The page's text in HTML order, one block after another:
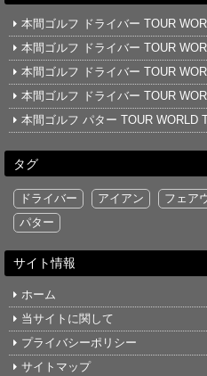
本間ゴルフ ドライバー TOUR
本間ゴルフ ドライバー TOUR
本間ゴルフ ドライバー TOUR
本間ゴルフ ドライバー TOUR
本間ゴルフ パター TOUR WORLD
タグ
ドライバー アイアン フェア
パター
サイト情報
ホーム
当サイトに関して
プライバシーポリシー
サイトマップ